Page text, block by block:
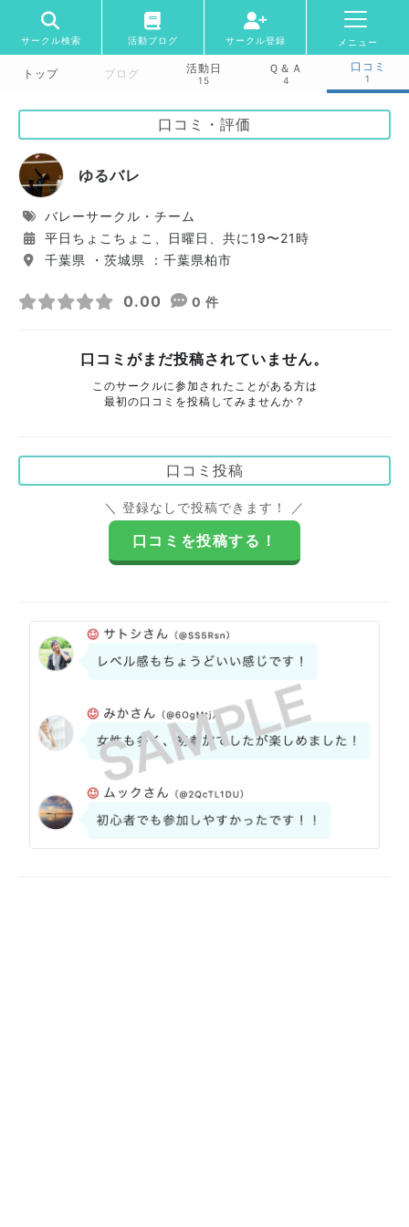
サークル検索 活動ブログ サークル登録 メニュー
トップ ブログ 活動日
15
Ｑ＆Ａ
4
口コミ
1
口コミ・評価
ゆるバレ
バレーサークル・チーム
平日ちょこちょこ、日曜日、共に19〜21時
千葉県 ・茨城県 ：千葉県柏市
0.00 0 件
口コミがまだ投稿されていません。
このサークルに参加されたことがある方は
最初の口コミを投稿してみませんか？
口コミ投稿
＼ 登録なしで投稿できます！ ／
口コミを投稿する！